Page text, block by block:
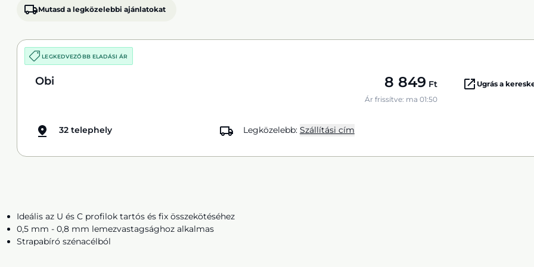
Mutasd a legközelebbi ajánlatokat
LEGKEDVEZŐBB ELADÁSI ÁR
Obi 8 849 Ft
Ár frissítve: ma 01:50
Ugrás a
32 telephely Legközelebb: Szállítási cím
Ideális az U és C profilok tartós és fix összekötéséhez
0,5 mm - 0,8 mm lemezvastagsághoz alkalmas
Strapabíró szénacélból